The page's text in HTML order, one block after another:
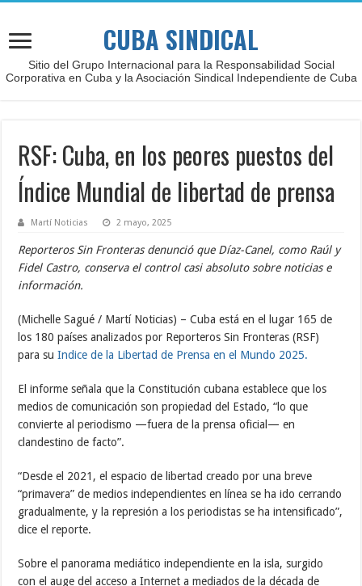
CUBA SINDICAL
Sitio del Grupo Internacional para la Responsabilidad Social
Corporativa en Cuba y la Asociación Sindical Independiente de Cuba
RSF: Cuba, en los peores puestos del
Índice Mundial de libertad de prensa
Martí Noticias 2 mayo, 2025
Reporteros Sin Fronteras denunció que Díaz-Canel, como Raúl y
Fidel Castro, conserva el control casi absoluto sobre noticias e
información.
(Michelle Sagué / Martí Noticias) – Cuba está en el lugar 165 de
los 180 países analizados por Reporteros Sin Fronteras (RSF)
para suIndice de la Libertad de Prensa en el Mundo 2025.
El informe señala que la Constitución cubana establece que los
medios de comunicación son propiedad del Estado, “lo que
convierte al periodismo —fuera de la prensa oficial— en
clandestino de facto”.
“Desde el 2021, el espacio de libertad creado por una breve
“primavera” de medios independientes en línea se ha ido cerrando
gradualmente, y la represión a los periodistas se ha intensificado”,
dice el reporte.
Sobre el panorama mediático independiente en la isla, surgido
con el auge del acceso a Internet a mediados de la década de